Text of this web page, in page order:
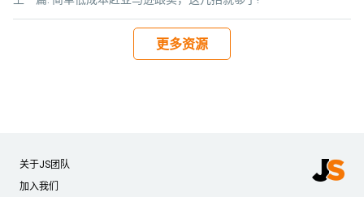
更多资源
关于JS团队
加入我们